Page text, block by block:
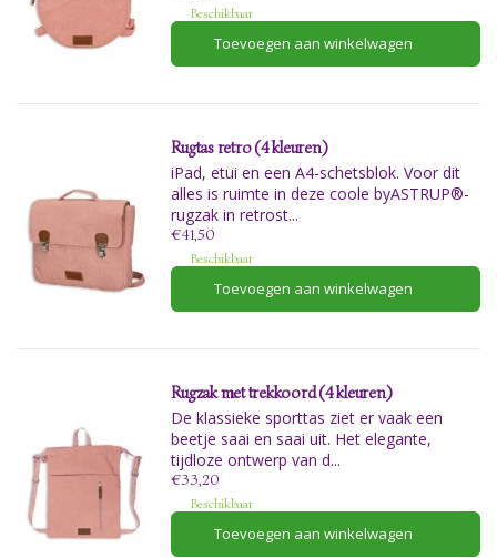
Beschikbaar
Toevoegen aan winkelwagen
Rugtas retro (4 kleuren)
iPad, etui en een A4-schetsblok. Voor dit
alles is ruimte in deze coole byASTRUP®-
rugzak in retrost...
€41,50
Beschikbaar
Toevoegen aan winkelwagen
Rugzak met trekkoord (4 kleuren)
De klassieke sporttas ziet er vaak een
beetje saai en saai uit. Het elegante,
tijdloze ontwerp van d...
€33,20
Beschikbaar
Toevoegen aan winkelwagen